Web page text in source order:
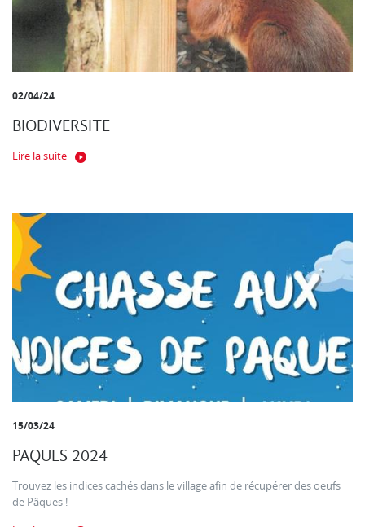
02/04/24
BIODIVERSITE
Lire la suite
15/03/24
PAQUES 2024
Trouvez les indices cachés dans le village afin de récupérer des oeufs
de Pâques !